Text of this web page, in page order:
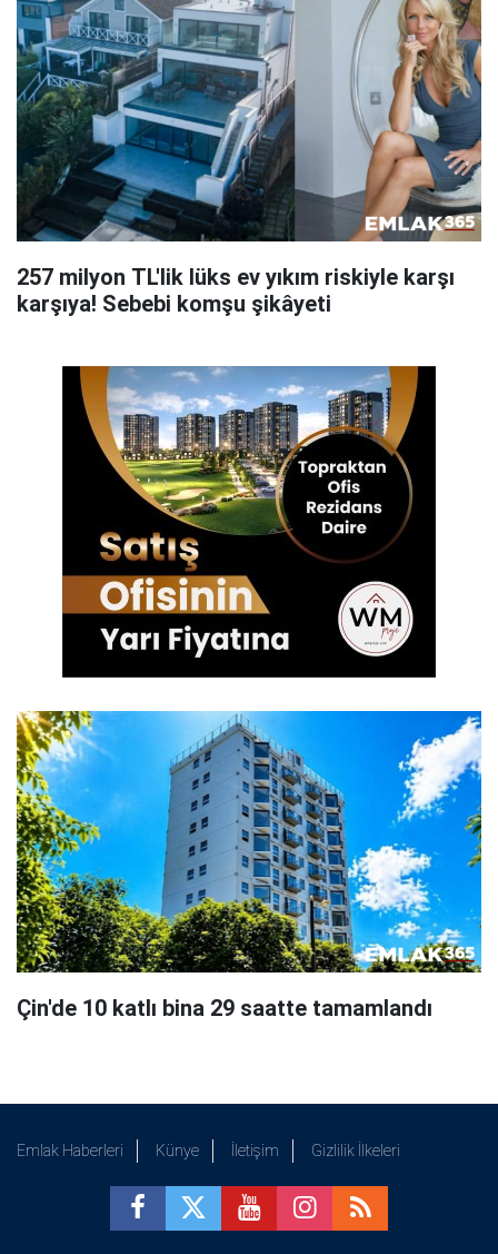
257 milyon TL'lik lüks ev yıkım riskiyle karşı
karşıya! Sebebi komşu şikâyeti
Çin'de 10 katlı bina 29 saatte tamamlandı
Emlak Haberleri Künye İletişim Gizlilik İlkeleri